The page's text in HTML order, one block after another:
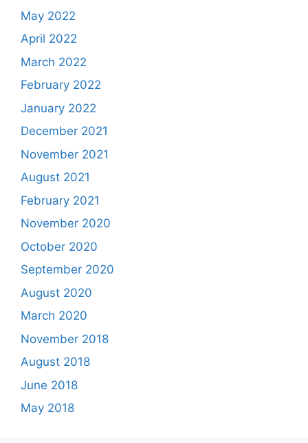
May 2022
April 2022
March 2022
February 2022
January 2022
December 2021
November 2021
August 2021
February 2021
November 2020
October 2020
September 2020
August 2020
March 2020
November 2018
August 2018
June 2018
May 2018